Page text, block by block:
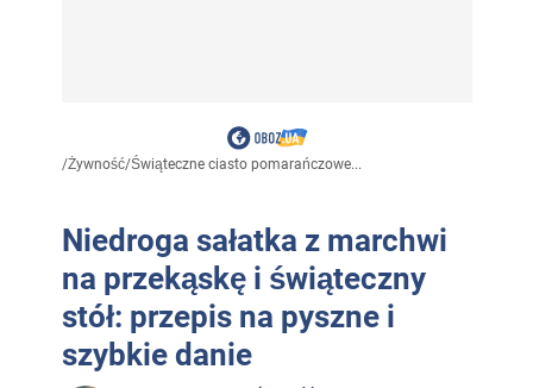
/Żywność/Świąteczne ciasto pomarańczowe...
Niedroga sałatka z marchwi
na przekąskę i świąteczny
stół: przepis na pyszne i
szybkie danie